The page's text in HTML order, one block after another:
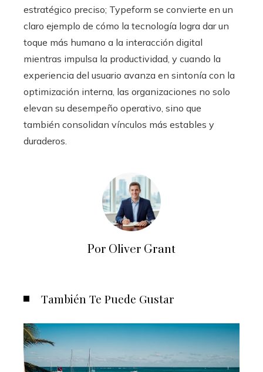
estratégico preciso; Typeform se convierte en un
claro ejemplo de cómo la tecnología logra dar un
toque más humano a la interacción digital
mientras impulsa la productividad, y cuando la
experiencia del usuario avanza en sintonía con la
optimización interna, las organizaciones no solo
elevan su desempeño operativo, sino que
también consolidan vínculos más estables y
duraderos.
Por Oliver Grant
También Te Puede Gustar